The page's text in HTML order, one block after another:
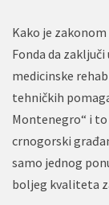
Kako je
Fonda da
medicinske
tehničkih
Montenegro“ i to
crnogorski
samo jednog
boljeg kvaliteta